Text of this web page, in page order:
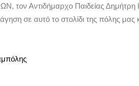
Αντιδήμαρχο Παιδείας Δημήτρη
σε αυτό το στολίδι της πόλης μας